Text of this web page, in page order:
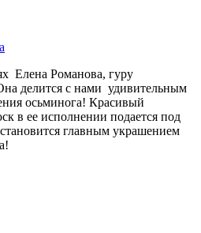
Елена Романова, гуру
делится с нами удивительным
осьминога! Красивый
в ее исполнении подается под
главным украшением